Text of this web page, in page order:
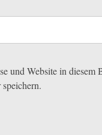
und Website in diesem